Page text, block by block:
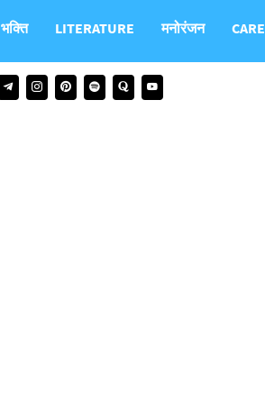
भक्ति LITERATURE मनोरंजन